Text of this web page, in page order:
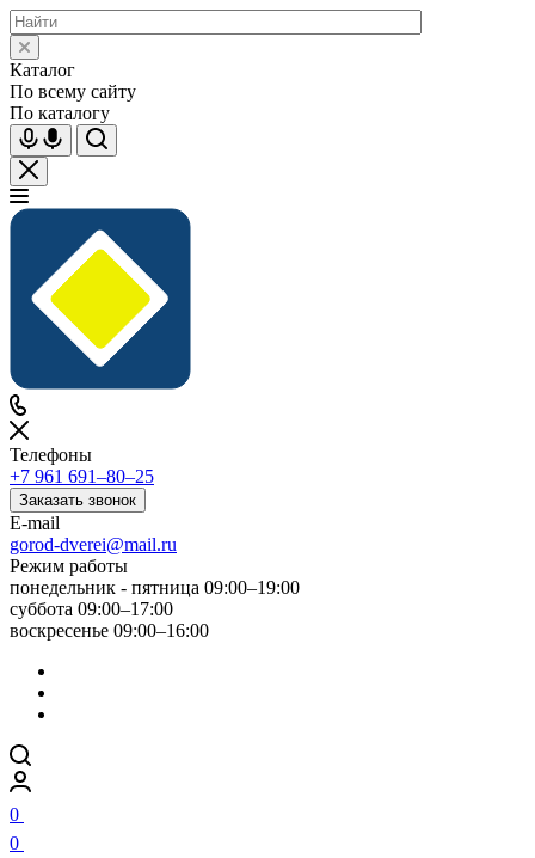
Каталог
По всему сайту
По каталогу
Телефоны
+7 961 691‒80‒25
Заказать звонок
E-mail
gorod-dverei@mail.ru
Режим работы
понедельник - пятница 09:00–19:00
суббота 09:00–17:00
воскресенье 09:00–16:00
0
0